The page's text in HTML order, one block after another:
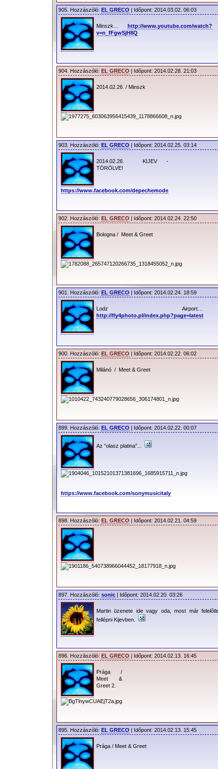
905. Hozzászóló: EL GRECO | Időpont: 2014.03.02. 06:03
Minszk… http://www.youtube.com/watch?
v=n_fFgwSjH8Q
904. Hozzászóló: EL GRECO | Időpont: 2014.02.28. 21:03
2014.02.26. / Minszk
903. Hozzászóló: EL GRECO | Időpont: 2014.02.25. 03:14
2014.02.26. KIJEV -
TÖRÖLVE!
https://www.facebook.com/depechemode
902. Hozzászóló: EL GRECO | Időpont: 2014.02.24. 22:50
Bologna / Meet & Greet
901. Hozzászóló: EL GRECO | Időpont: 2014.02.24. 18:59
Lodz Airport…
http://fly4photo.pl/index.php?page=latest
900. Hozzászóló: EL GRECO | Időpont: 2014.02.22. 06:02
Milánó / Meet & Greet
899. Hozzászóló: EL GRECO | Időpont: 2014.02.22. 00:07
Az “olasz platina”...
https://www.facebook.com/sonymusicitaly
898. Hozzászóló: EL GRECO | Időpont: 2014.02.21. 04:59
897. Hozzászóló: sonic | Időpont: 2014.02.20. 03:26
Martin üzenete ide vagy oda, most már
fellépni Kijevben.
896. Hozzászóló: EL GRECO | Időpont: 2014.02.13. 16:45
Prága /
Meet &
Greet 2.
895. Hozzászóló: EL GRECO | Időpont: 2014.02.13. 15:45
Prága / Meet & Greet